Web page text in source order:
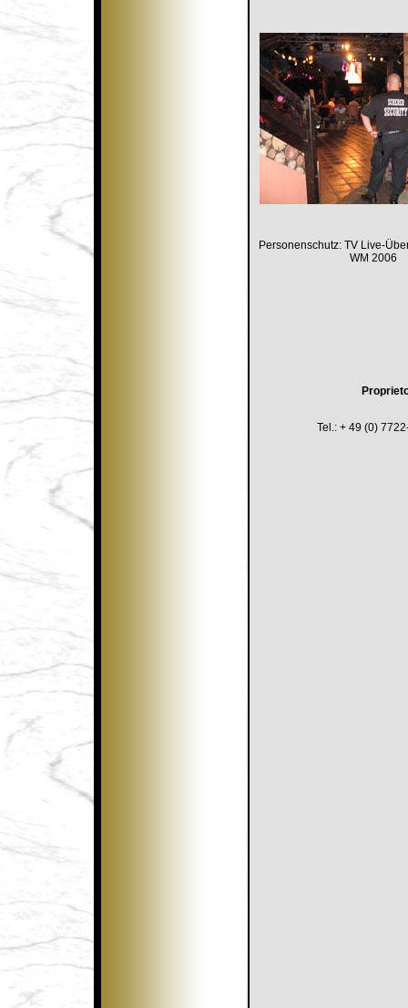
Personenschutz: TV Live-
WM 2006
Tel.: + 49 (0)